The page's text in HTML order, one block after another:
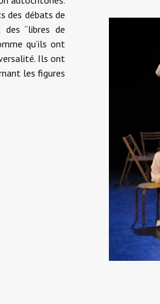
des débats de
“libres de
qu’ils ont
Ils ont
les figures